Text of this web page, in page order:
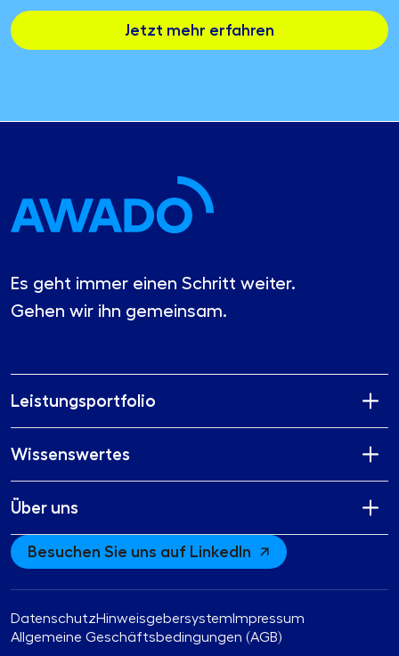
Jetzt mehr erfahren
Es geht immer einen Schritt weiter.
Gehen wir ihn gemeinsam.
Leistungsportfolio
Wissenswertes
Über uns
Besuchen Sie uns auf LinkedIn
DatenschutzHinweisgebersystem Impressum
Allgemeine Geschäftsbedingungen (AGB)